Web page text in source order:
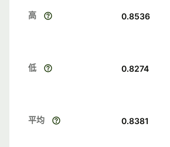
高 0.8536
低 0.8274
平均 0.8381